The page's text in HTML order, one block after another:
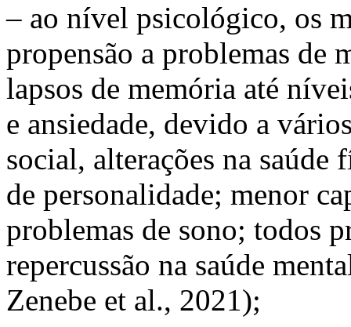
– ao nível psicológico, os
propensão a problemas de
lapsos de memória até
e ansiedade, devido a
social, alterações na saúde
de personalidade; menor
problemas de sono; todos
repercussão na saúde
Zenebe et al., 2021);